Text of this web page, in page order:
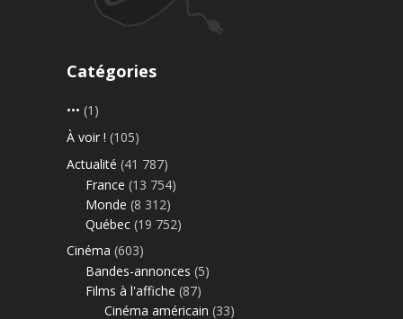
Catégories
••• (1)
À voir ! (105)
Actualité (41 787)
France (13 754)
Monde (8 312)
Québec (19 752)
Cinéma (603)
Bandes-annonces (5)
Films à l'affiche (87)
Cinéma américain (33)